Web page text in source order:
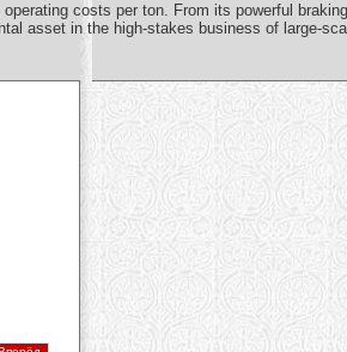
costs per ton. From its powerful
asset in the high-stakes business of large-